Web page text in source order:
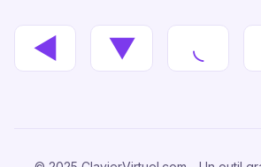
◄ ▼ ◟